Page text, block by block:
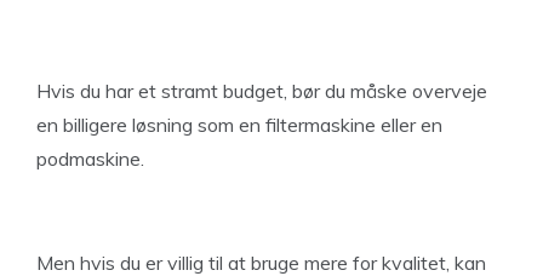
Hvis du har et stramt budget, bør du måske overveje
en billigere løsning som en filtermaskine eller en
podmaskine.
Men hvis du er villig til at bruge mere for kvalitet, kan